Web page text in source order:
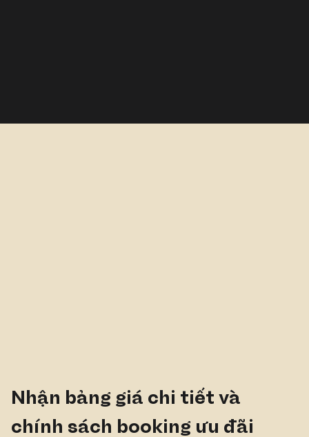
Nhận bảng giá chi tiết và
chính sách booking ưu đãi